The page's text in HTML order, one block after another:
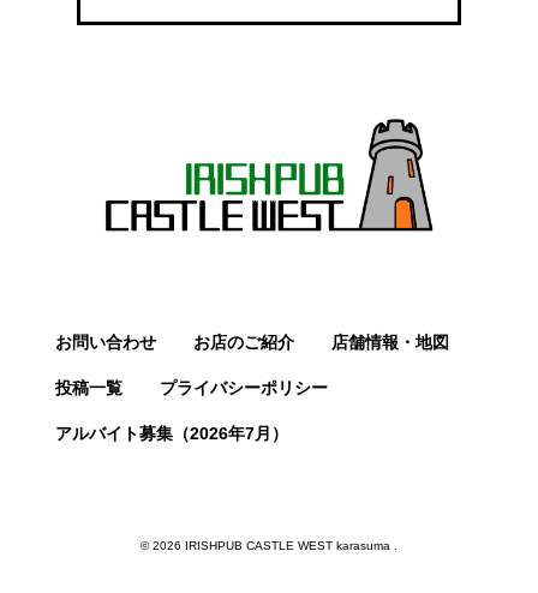
お問い合わせ お店のご紹介 店舗情報・地図
投稿一覧 プライバシーポリシー
アルバイト募集（2026年7月）
© 2026 IRISHPUB CASTLE WEST karasuma .